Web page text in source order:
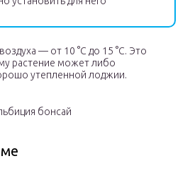
— от 10 °С до 15 °С. Это
растение может либо
утепленной лоджии.
бонсай